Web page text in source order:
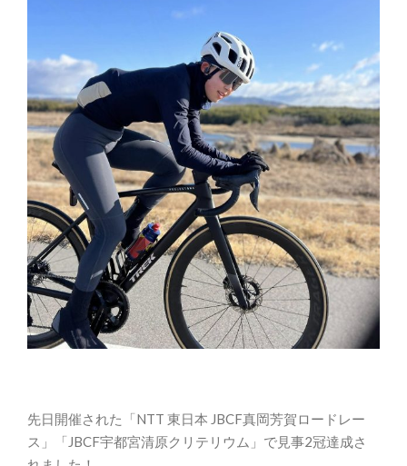
先日開催された「NTT 東日本 JBCF真岡芳賀ロードレー
ス」「JBCF宇都宮清原クリテリウム」で見事2冠達成さ